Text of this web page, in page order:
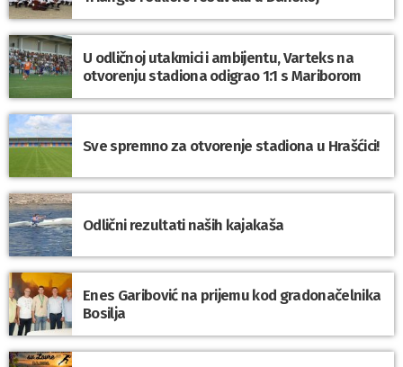
U odličnoj utakmici i ambijentu, Varteks na
otvorenju stadiona odigrao 1:1 s Mariborom
Sve spremno za otvorenje stadiona u Hrašćici!
Odlični rezultati naših kajakaša
Enes Garibović na prijemu kod gradonačelnika
Bosilja